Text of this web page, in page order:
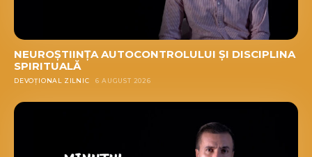
NEUROȘTIINȚA AUTOCONTROLULUI ȘI DISCIPLINA
SPIRITUALĂ
DEVOȚIONAL ZILNIC 6 AUGUST 2026